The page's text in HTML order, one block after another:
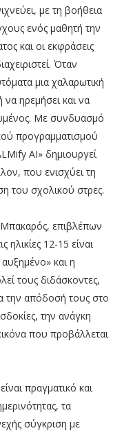
με τη βοήθεια
ενός μαθητή την
και οι εκφράσεις
Όταν
μια χαλαρωτική
ηρεμήσει και να
Με συνδυασμό
προγραμματισμού
AI» δημιουργεί
που ενισχύει τη
του σχολικού στρες.
επιβλέπων
ηλικίες 12-15 είναι
και η
τους διδάσκοντες,
την απόδοσή τους στο
την ανάγκη
που προβάλλεται
πραγματικό και
τα
σύγκριση με